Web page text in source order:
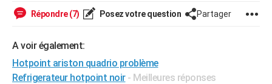
Répondre (7) Posez votre question Partager
A voir également:
Hotpoint ariston quadrio problème
Refrigerateur hotpoint noir - Meilleures réponses